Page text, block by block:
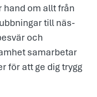
om allt från
till näs-
och
samarbetar
för att ge dig trygg